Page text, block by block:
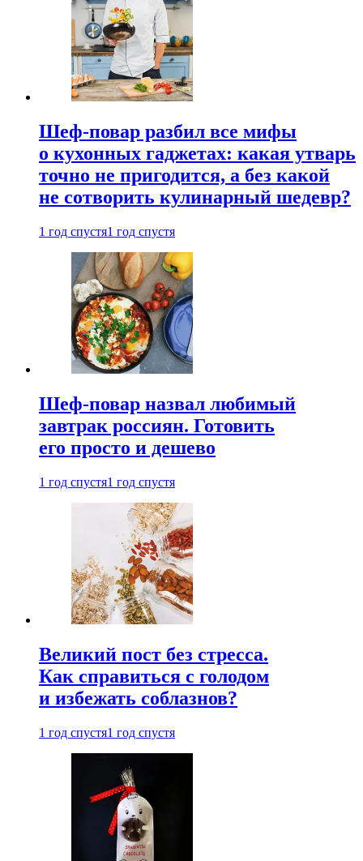
Шеф-повар разбил все мифы
о кухонных гаджетах: какая утварь
точно не пригодится, а без какой
не сотворить кулинарный шедевр?
1 год спустя1 год спустя
Шеф-повар назвал любимый
завтрак россиян. Готовить
его просто и дешево
1 год спустя1 год спустя
Великий пост без стресса.
Как справиться с голодом
и избежать соблазнов?
1 год спустя1 год спустя